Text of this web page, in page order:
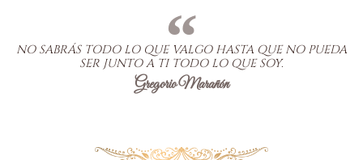
NO SABRÁS TODO LO QUE VALGO HASTA QUE NO PUEDA
SER JUNTO A TI TODO LO QUE SOY.
Gregorio Marañón